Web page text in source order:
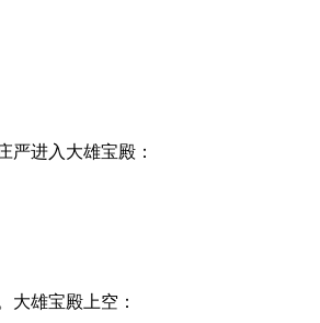
严进入大雄宝殿：
大雄宝殿上空：